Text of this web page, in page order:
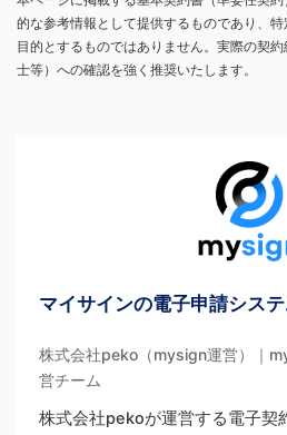
的な参考情報として提供するものであり、
目的とするものではありません。実際の契
士等）への確認を強く推奨いたします。
マイサインの電子申請シス
株式会社peko（mysign運営）｜
営チーム
株式会社pekoが運営する電子契